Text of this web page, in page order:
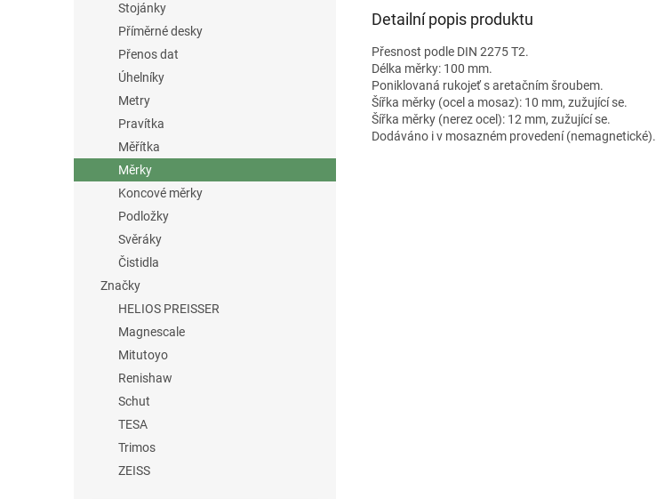
Stojánky
Příměrné desky
Přenos dat
Úhelníky
Metry
Pravítka
Měřítka
Měrky
Koncové měrky
Podložky
Svěráky
Čistidla
Značky
HELIOS PREISSER
Magnescale
Mitutoyo
Renishaw
Schut
TESA
Trimos
ZEISS
Detailní popis produktu
Přesnost podle DIN 2275 T2.
Délka měrky: 100 mm.
Poniklovaná rukojeť s aretačním šroubem.
Šířka měrky (ocel a mosaz): 10 mm, zužující se.
Šířka měrky (nerez ocel): 12 mm, zužující se.
Dodáváno i v mosazném provedení (nemagnetické).